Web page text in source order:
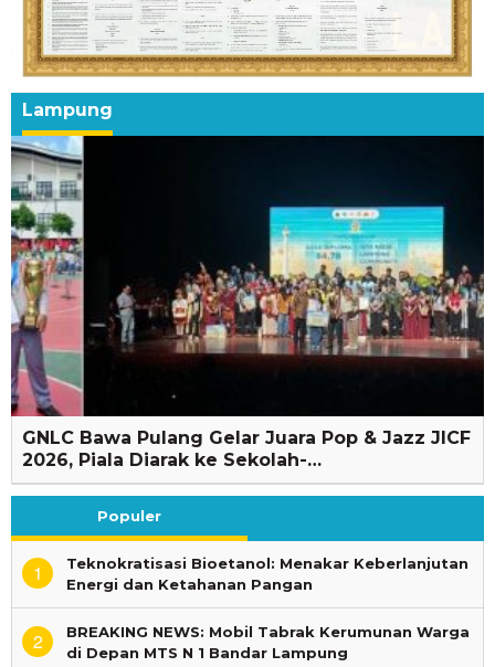
Lampung
GNLC Bawa Pulang Gelar Juara Pop & Jazz JICF
2026, Piala Diarak ke Sekolah-…
Populer
1
Teknokratisasi Bioetanol: Menakar Keberlanjutan
Energi dan Ketahanan Pangan
2
BREAKING NEWS: Mobil Tabrak Kerumunan Warga
di Depan MTS N 1 Bandar Lampung